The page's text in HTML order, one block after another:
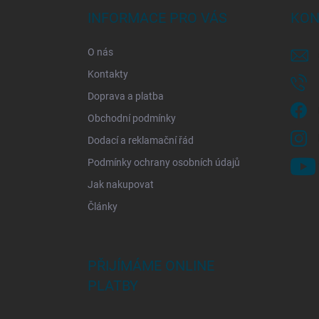
INFORMACE PRO VÁS
O nás
Kontakty
Doprava a platba
Obchodní podmínky
Dodací a reklamační řád
Podmínky ochrany osobních údajů
Jak nakupovat
Články
PŘIJÍMÁME ONLINE
PLATBY